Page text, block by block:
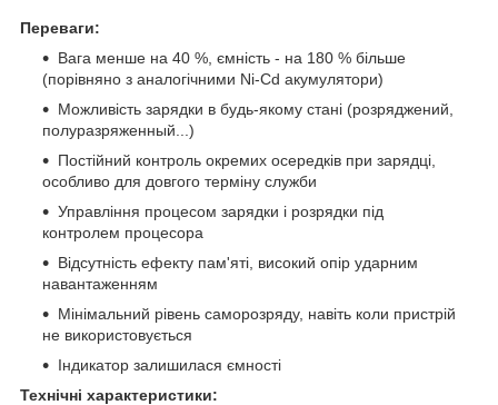
Переваги:
Вага менше на 40 %, ємність - на 180 % більше
(порівняно з аналогічними Ni-Cd акумулятори)
Можливість зарядки в будь-якому стані (розряджений,
полуразряженный...)
Постійний контроль окремих осередків при зарядці,
особливо для довгого терміну служби
Управління процесом зарядки і розрядки під
контролем процесора
Відсутність ефекту пам'яті, високий опір ударним
навантаженням
Мінімальний рівень саморозряду, навіть коли пристрій
не використовується
Індикатор залишилася ємності
Технічні характеристики: